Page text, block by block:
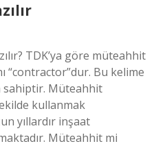
TDK’ya göre müteahhit
“contractor”dur. Bu kelime
sahiptir. Müteahhit
kullanmak
yıllardır inşaat
Müteahhit mi